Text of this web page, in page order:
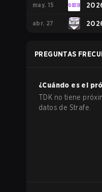
may. 15
abr. 27
PREGUNTAS
¿Cuándo es el
TDK no tiene
datos de Strafe.